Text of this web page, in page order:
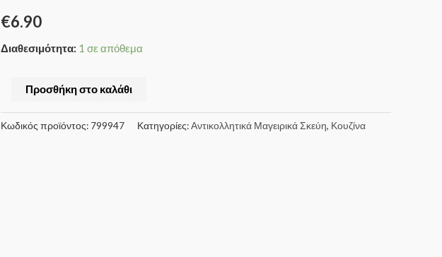
€6.90
Διαθεσιμότητα: 1 σε απόθεμα
Προσθήκη στο καλάθι
Κωδικός προϊόντος: 799947 Κατηγορίες:Αντικολλητικά Μαγειρικά Σκεύη, Κουζίνα